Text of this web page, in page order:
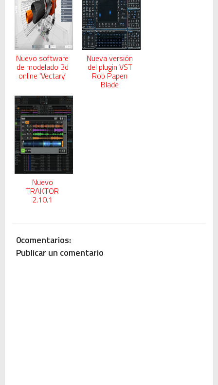
Nuevo software
de modelado 3d
online 'Vectary'
Nueva versión
del plugin VST
Rob Papen
Blade
Nuevo
TRAKTOR
2.10.1
0comentarios:
Publicar un comentario